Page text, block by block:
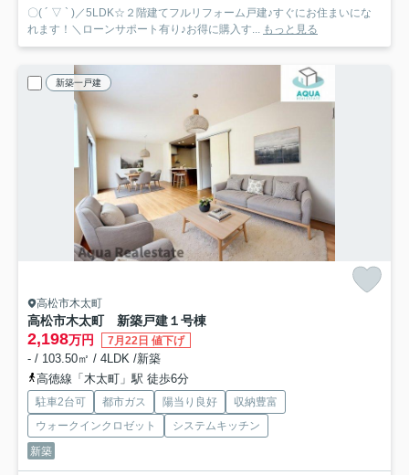
〇( ´ ▽ ` )／5LDK☆２階建てフルリフォーム戸建♪すぐにお住まいにな
れます！＼ローンサポート有り♪お得に購入す... もっと見る
新築一戸建
高松市木太町
高松市木太町 新築戸建１号棟
2,198万円 7月22日 値下げ
- / 103.50㎡ / 4LDK /新築
高徳線「木太町」駅 徒歩6分
駐車2台可 都市ガス 陽当り良好
収納豊富
ウォークインクロゼット
システムキッチン
新築